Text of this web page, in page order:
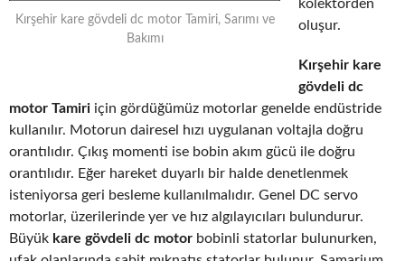
Kırşehir kare gövdeli dc motor Tamiri, Sarımı ve
Bakımı
kolektörden
oluşur.
Kırşehir kare
gövdeli dc
motor Tamiri için gördüğümüz motorlar genelde endüstride
kullanılır. Motorun dairesel hızı uygulanan voltajla doğru
orantılıdır. Çıkış momenti ise bobin akım gücü ile doğru
orantılıdır. Eğer hareket duyarlı bir halde denetlenmek
isteniyorsa geri besleme kullanılmalıdır. Genel DC servo
motorlar, üzerilerinde yer ve hız algılayıcıları bulundurur.
Büyük kare gövdeli dc motor bobinli statorlar bulunurken,